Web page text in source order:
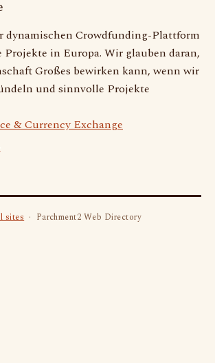
dynamischen Crowdfunding-Plattform
in Europa. Wir glauben daran,
Großes bewirken kann, wenn wir
und sinnvolle Projekte
& Currency Exchange
sites· Parchment2 Web Directory